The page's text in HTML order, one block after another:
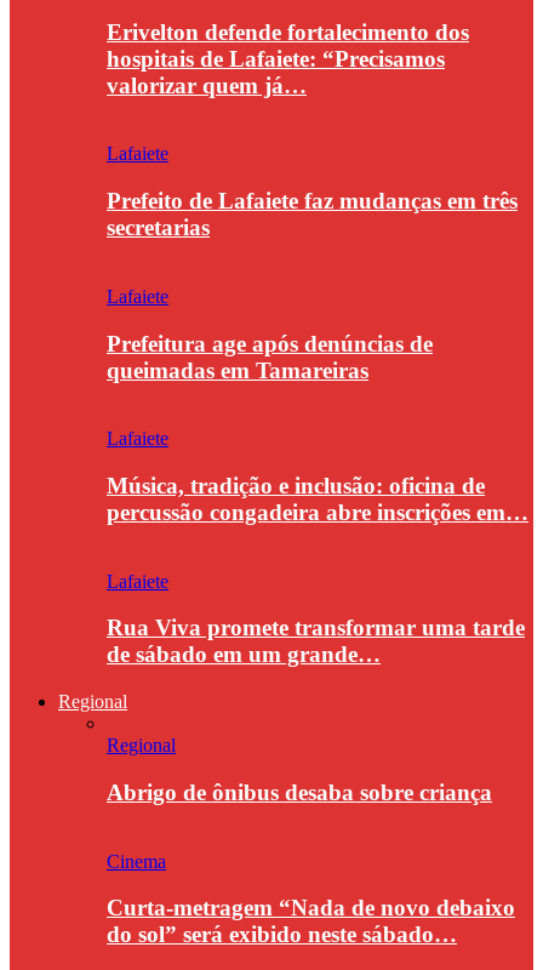
Erivelton defende fortalecimento dos
hospitais de Lafaiete: “Precisamos
valorizar quem já…
Lafaiete
Prefeito de Lafaiete faz mudanças em três
secretarias
Lafaiete
Prefeitura age após denúncias de
queimadas em Tamareiras
Lafaiete
Música, tradição e inclusão: oficina de
percussão congadeira abre inscrições em…
Lafaiete
Rua Viva promete transformar uma tarde
de sábado em um grande…
Regional
Regional
Abrigo de ônibus desaba sobre criança
Cinema
Curta-metragem “Nada de novo debaixo
do sol” será exibido neste sábado…